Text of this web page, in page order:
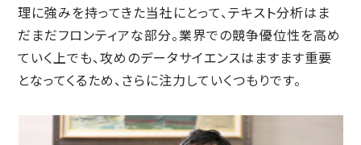
理に強みを持ってきた当社にとって、テキスト分析はま
だまだフロンティアな部分。業界での競争優位性を高め
ていく上でも、攻めのデータサイエンスはますます重要
となってくるため、さらに注力していくつもりです。